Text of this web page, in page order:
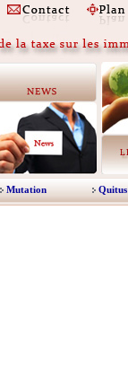
Mutation Quitus